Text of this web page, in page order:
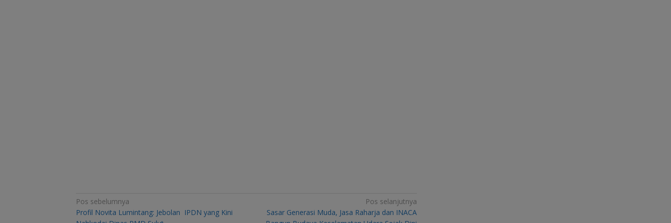
Navigasi
pos
Pos sebelumnya
Profil Novita Lumintang: Jebolan IPDN yang Kini
Pos selanjutnya
Sasar Generasi Muda, Jasa Raharja dan INACA